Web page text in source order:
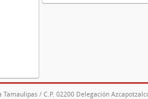
Tamaulipas / C.P. 02200 Delegación